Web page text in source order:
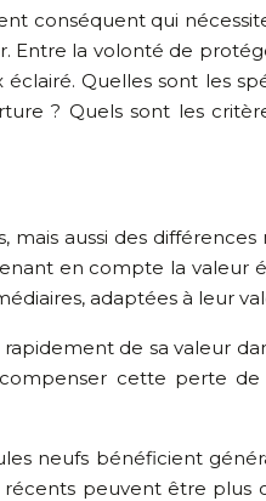
conséquent qui
la volonté de
Quelles sont les
? Quels sont les
aussi des
en compte la valeur
adaptées à leur
de sa valeur
cette perte
neufs bénéficient
peuvent être